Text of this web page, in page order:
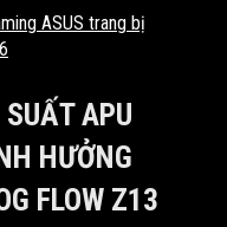
ASUS trang bị
APU
HƯỞNG
FLOW Z13